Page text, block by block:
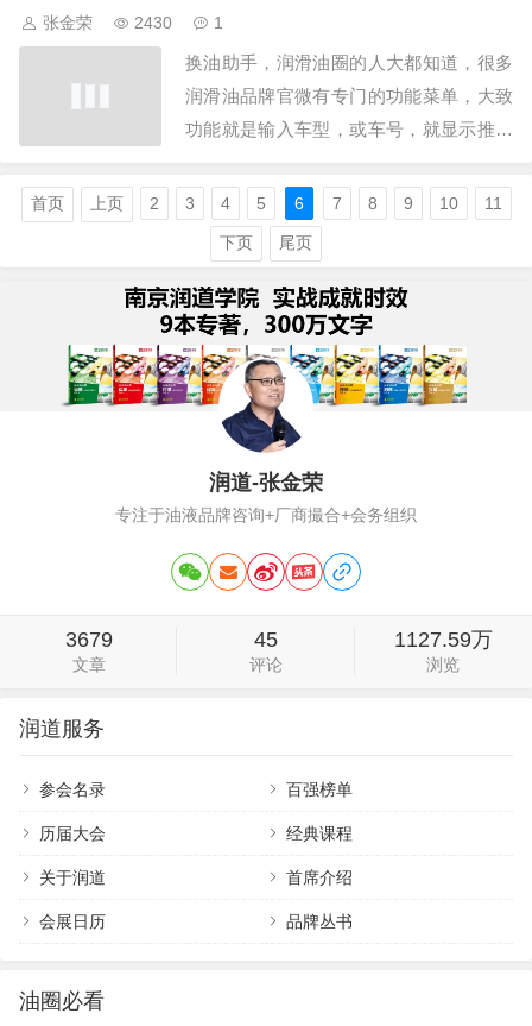
了自己没有目标方向。游学热的时候，企
业找所谓的专…
张金荣 2430 1
换油助手，润滑油圈的人大都知道，很多
润滑油品牌官微有专门的功能菜单，大致
功能就是输入车型，或车号，就显示推荐
企业宣传的精准换油，完美匹配，换油助
手是哪一年面世的，没有准确时间，大概
是2018年左右，然后在2021年左右盛行一
时。南京润道了解，换油助手前身早在
201…
首页 上页 2 3 4 5 6 7 8 9 10 11
下页 尾页
润道-张金荣
专注于油液品牌咨询+厂商撮合+会务组织
3679
文章
45
评论
1127.59万
浏览
润道服务
参会名录 百强榜单
历届大会 经典课程
关于润道 首席介绍
会展日历 品牌丛书
油圈必看